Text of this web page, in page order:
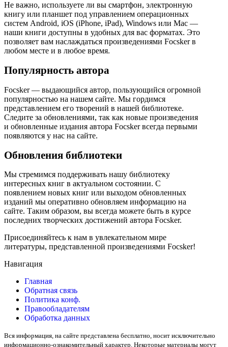
Не важно, используете ли вы смартфон, электронную
книгу или планшет под управлением операционных
систем Android, iOS (iPhone, iPad), Windows или Mac —
наши книги доступны в удобных для вас форматах. Это
позволяет вам наслаждаться произведениями Focsker в
любом месте и в любое время.
Популярность автора
Focsker — выдающийся автор, пользующийся огромной
популярностью на нашем сайте. Мы гордимся
представлением его творений в нашей библиотеке.
Следите за обновлениями, так как новые произведения
и обновленные издания автора Focsker всегда первыми
появляются у нас на сайте.
Обновления библиотеки
Мы стремимся поддерживать нашу библиотеку
интересных книг в актуальном состоянии. С
появлением новых книг или выходом обновленных
изданий мы оперативно обновляем информацию на
сайте. Таким образом, вы всегда можете быть в курсе
последних творческих достижений автора Focsker.
Присоединяйтесь к нам в увлекательном мире
литературы, представленной произведениями Focsker!
Навигация
Главная
Обратная связь
Политика конф.
Правообладателям
Обработка данных
Вся информация, на сайте представлена бесплатно, носит исключительно
информационно-ознакомительный характер. Некоторые материалы могут